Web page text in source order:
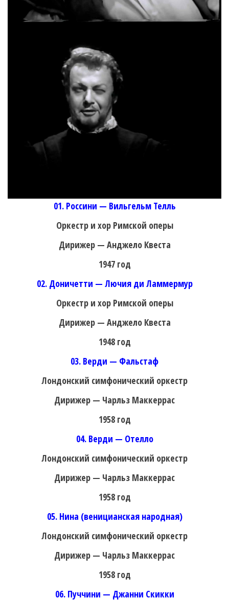
01. Россини — Вильгельм Телль
Оркестр и хор Римской оперы
Дирижер — Анджело Квеста
1947 год
02. Доничетти — Лючия ди Ламмермур
Оркестр и хор Римской оперы
Дирижер — Анджело Квеста
1948 год
03. Верди — Фальстаф
Лондонский симфонический оркестр
Дирижер — Чарльз Маккеррас
1958 год
04. Верди — Отелло
Лондонский симфонический оркестр
Дирижер — Чарльз Маккеррас
1958 год
05. Нина (веницианская народная)
Лондонский симфонический оркестр
Дирижер — Чарльз Маккеррас
1958 год
06. Пуччини — Джанни Скикки